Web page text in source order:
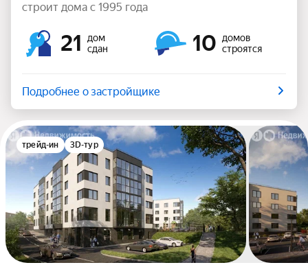
строит дома с 1995 года
21
дом
сдан
10
домов
строятся
Подробнее о застройщике
трейд-ин 3D-тур